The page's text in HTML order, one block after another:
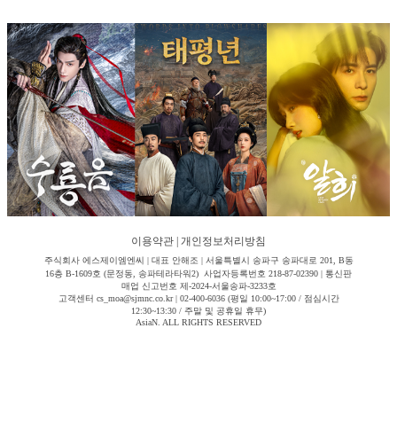
이용약관 개인정보처리방침
주식회사 에스제이엠엔씨 | 대표 안해조 | 서울특별시 송파구 송파대로 201, B동
16층 B-1609호 (문정동, 송파테라타워2) 사업자등록번호 218-87-02390 | 통신판
매업 신고번호 제-2024-서울송파-3233호
고객센터 cs_moa@sjmnc.co.kr | 02-400-6036 (평일 10:00~17:00 / 점심시간
12:30~13:30 / 주말 및 공휴일 휴무)
AsiaN. ALL RIGHTS RESERVED